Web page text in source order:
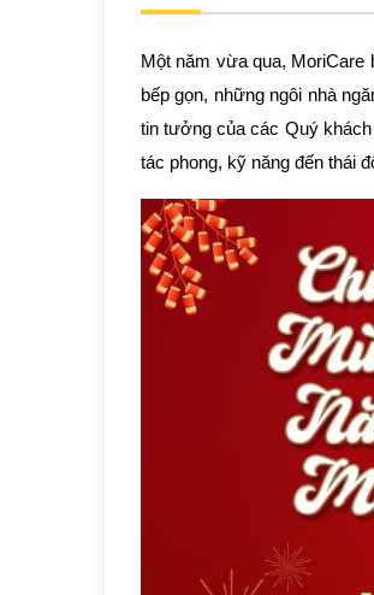
Một năm vừa qua,
bếp gọn, những ngôi nhà
tin tưởng của các Quý
tác phong, kỹ năng đến thái